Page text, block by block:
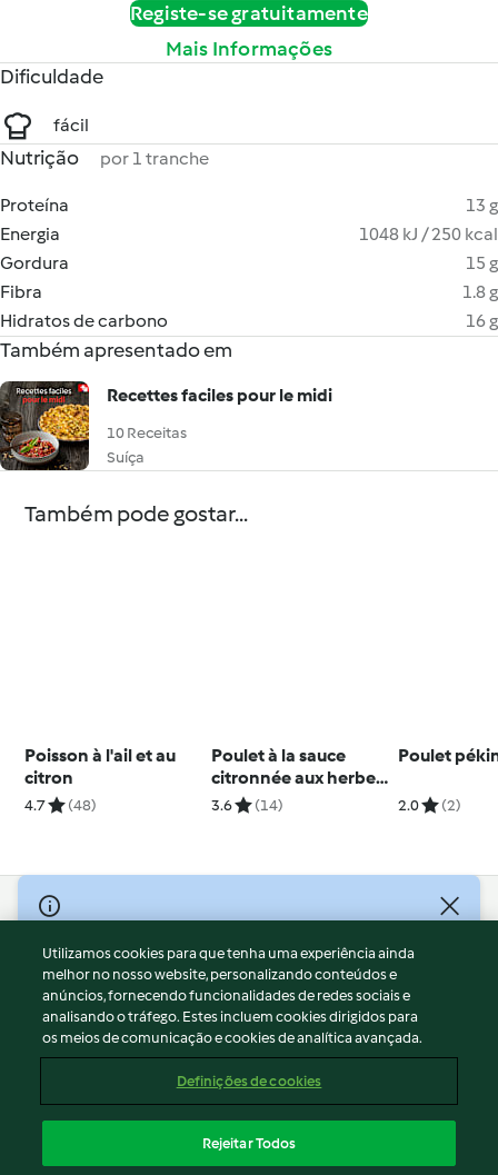
Registe-se gratuitamente
Mais Informações
Dificuldade
fácil
Nutrição por 1 tranche
Proteína
13 g
Energia
1048 kJ / 250 kcal
Gordura
15 g
Fibra
1.8 g
Hidratos de carbono
16 g
Também apresentado em
Recettes faciles pour le midi
10 Receitas
Suíça
Também pode gostar...
Poisson à l'ail et au
citron
4.7 (48)
Poulet à la sauce
citronnée aux herbes
et riz
3.6 (14)
Poulet
2.0 (2)
© Copyright 2026
Termos de Utilização
Aviso sobre Proteção de Dados
Aviso
Apoio legal
Conteúdo do relatório
Declaração de acessibilidade
Utilizamos cookies para que tenha uma experiência ainda
melhor no nosso website, personalizando conteúdos e
anúncios, fornecendo funcionalidades de redes sociais e
analisando o tráfego. Estes incluem cookies dirigidos para
os meios de comunicação e cookies de analítica avançada.
Definições de cookies
Rejeitar Todos